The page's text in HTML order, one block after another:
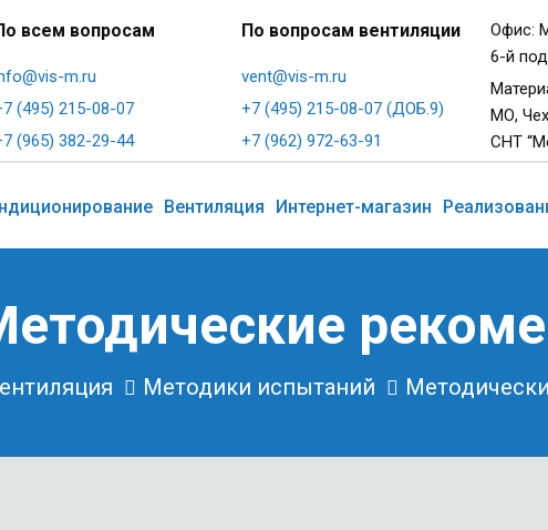
всем вопросам
m.ru
(495) 215-08-07
(965) 382-29-44
По вопросам вентиляции
vent@vis-m.ru
+7 (495) 215-08-07 (ДОБ.9)
+7 (962) 972-63-91
Офис:
6-й
МО,
СНТ
Вентиляция Интернет-магазин
Методики испытаний